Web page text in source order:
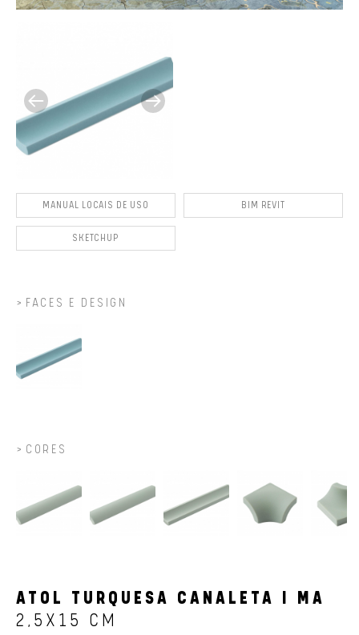
MANUAL LOCAIS DE USO BIM REVIT
SKETCHUP
FACES E DESIGN
CORES
ATOL TURQUESA CANALETA I MA
2,5X15 CM